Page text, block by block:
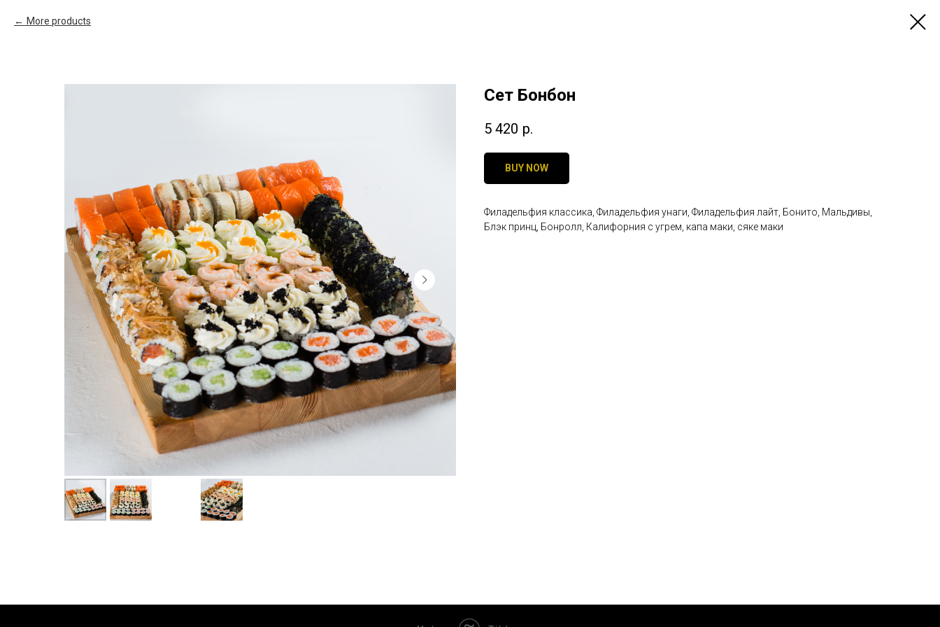
More products
Сет Бонбон
5 420 р.
BUY NOW
Филадельфия классика, Филадельфия унаги, Филадельфия лайт, Бонито, Мальдивы,
Блэк принц, Бонролл, Калифорния с угрем, капа маки, сяке маки